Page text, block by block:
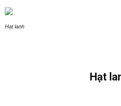
Hạt lanh
Hạt